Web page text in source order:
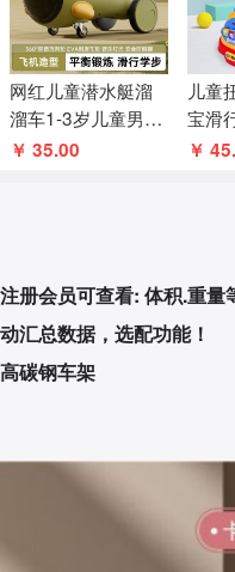
网红儿童潜水艇溜
溜车1-3岁儿童男女
宝宝滑行车防侧翻
￥ 35.00
儿童
宝滑
女四
￥
注册会员可查看: 体积.重量
动汇总数据，选配功能！
高碳钢车架